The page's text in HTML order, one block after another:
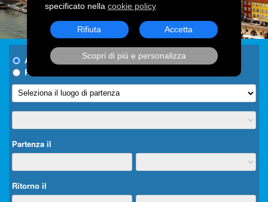
specificato nella cookie policy
Rifiuta Accetta
Scopri di più e personalizza